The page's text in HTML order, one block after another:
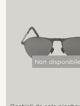
Non disponibile